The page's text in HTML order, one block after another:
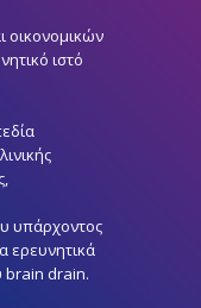
οικονομικών
ιστό
υπάρχοντος
ερευνητικά
brain drain.